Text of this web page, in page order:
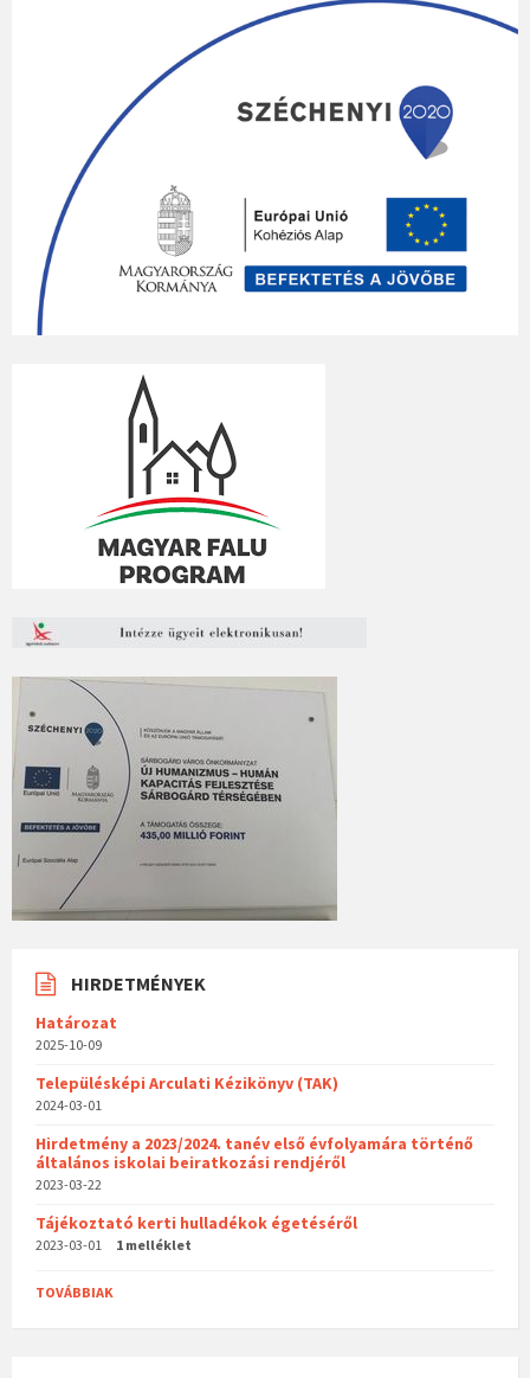
HIRDETMÉNYEK
Határozat
2025-10-09
Településképi Arculati Kézikönyv (TAK)
2024-03-01
Hirdetmény a 2023/2024. tanév első évfolyamára történő
általános iskolai beiratkozási rendjéről
2023-03-22
Tájékoztató kerti hulladékok égetéséről
2023-03-01 1 melléklet
TOVÁBBIAK